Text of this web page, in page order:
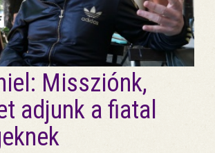
Missziónk,
adjunk a fiatal